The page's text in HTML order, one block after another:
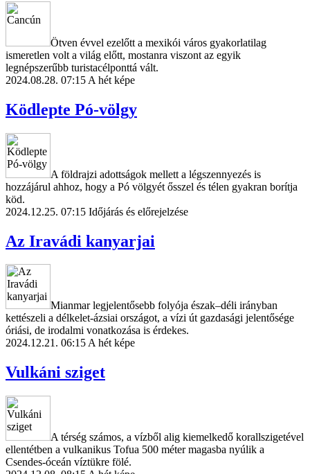
Ötven évvel ezelőtt a mexikói város gyakorlatilag
ismeretlen volt a világ előtt, mostanra viszont az egyik
legnépszerűbb turistacélponttá vált.
2024.08.28. 07:15 A hét képe
Ködlepte Pó-völgy
A földrajzi adottságok mellett a légszennyezés is
hozzájárul ahhoz, hogy a Pó völgyét ősszel és télen gyakran borítja
köd.
2024.12.25. 07:15 Időjárás és előrejelzése
Az Iravádi kanyarjai
Mianmar legjelentősebb folyója észak–déli irányban
kettészeli a délkelet-ázsiai országot, a vízi út gazdasági jelentősége
óriási, de irodalmi vonatkozása is érdekes.
2024.12.21. 06:15A hét képe
Vulkáni sziget
A térség számos, a vízből alig kiemelkedő korallszigetével
ellentétben a vulkanikus Tofua 500 méter magasba nyúlik a
Csendes-óceán víztükre fölé.